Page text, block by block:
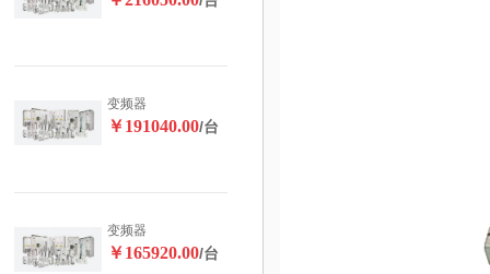
变频器
￥191040.00/台
变频器
￥165920.00/台